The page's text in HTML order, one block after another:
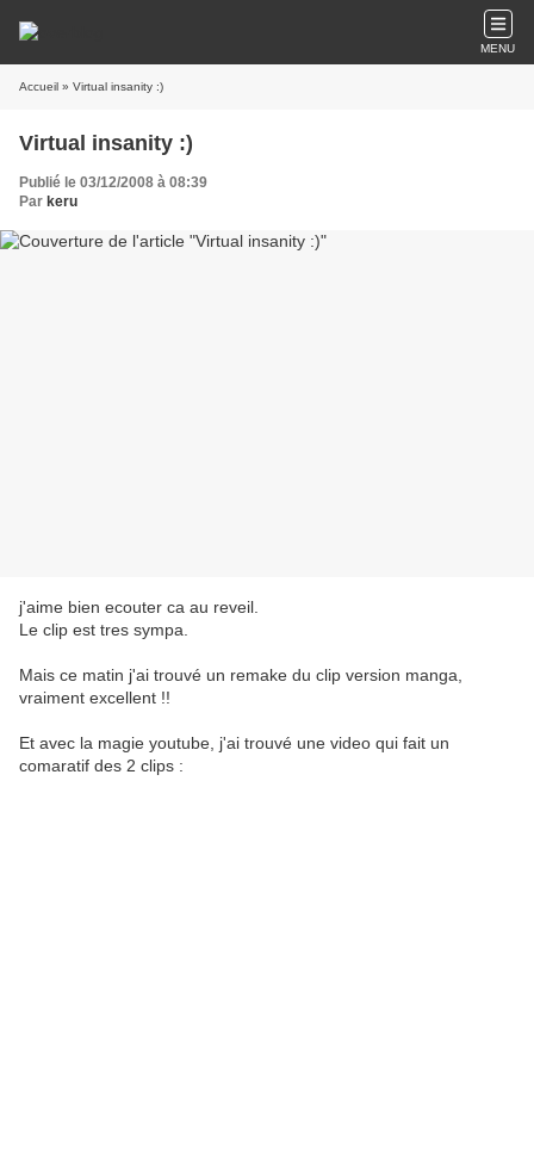
MENU
Accueil » Virtual insanity :)
Virtual insanity :)
Publié le 03/12/2008 à 08:39
Par keru
j'aime bien ecouter ca au reveil.
Le clip est tres sympa.
Mais ce matin j'ai trouvé un remake du clip version manga,
vraiment excellent !!
Et avec la magie youtube, j'ai trouvé une video qui fait un
comaratif des 2 clips :